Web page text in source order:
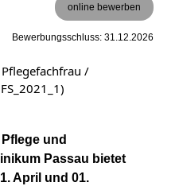
online bewerben
Bewerbungsschluss: 31.12.2026
/
und
Passau bietet
April und 01.